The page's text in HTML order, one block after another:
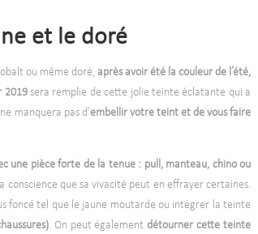
et le doré
ou même doré, après avoir été la couleur de l’été,
2019sera remplie de cette jolie teinte éclatante qui a
manquera pas d’embellir votre teint et de vous faire
une pièce forte de la tenue : pull, manteau, chino ou
que sa vivacité peut en effrayer certaines.
foncé tel que le jaune moutarde ou intégrer la teinte
. On peut égalementdétourner cette teinte